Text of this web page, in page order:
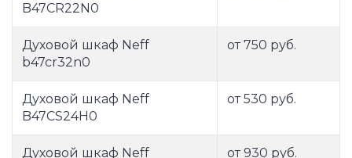
B47CR22N0
Духовой шкаф Neff
b47cr32n0
от 750 руб.
Духовой шкаф Neff
B47CS24H0
от 530 руб.
Духовой шкаф Neff
от 930 руб.